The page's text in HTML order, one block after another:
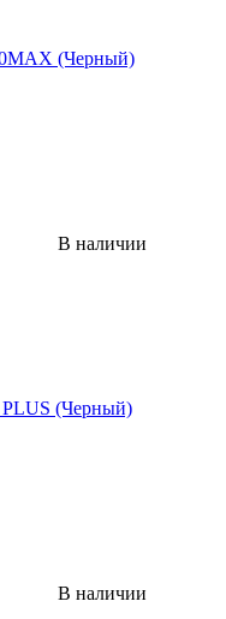
(Черный)
В наличии
PLUS (Черный)
В наличии